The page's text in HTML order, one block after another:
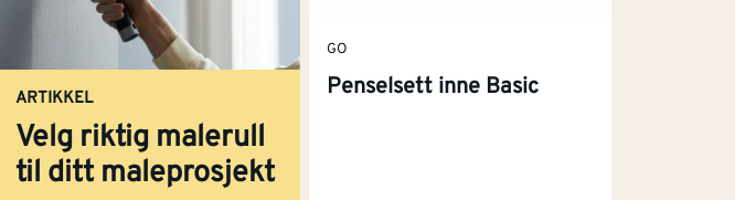
ARTIKKEL
Velg riktig malerull
til ditt maleprosjekt
GO
Penselsett inne Basic